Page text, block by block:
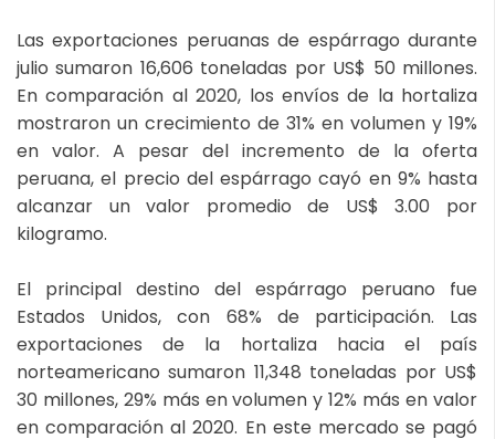
Las exportaciones peruanas de espárrago durante
julio sumaron 16,606 toneladas por US$ 50 millones.
En comparación al 2020, los envíos de la hortaliza
mostraron un crecimiento de 31% en volumen y 19%
en valor. A pesar del incremento de la oferta
peruana, el precio del espárrago cayó en 9% hasta
alcanzar un valor promedio de US$ 3.00 por
kilogramo.
El principal destino del espárrago peruano fue
Estados Unidos, con 68% de participación. Las
exportaciones de la hortaliza hacia el país
norteamericano sumaron 11,348 toneladas por US$
30 millones, 29% más en volumen y 12% más en valor
en comparación al 2020. En este mercado se pagó